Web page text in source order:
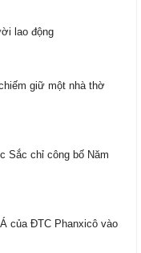
lao động
giữ một nhà thờ
Sắc chỉ công bố Năm
của ĐTC Phanxicô vào